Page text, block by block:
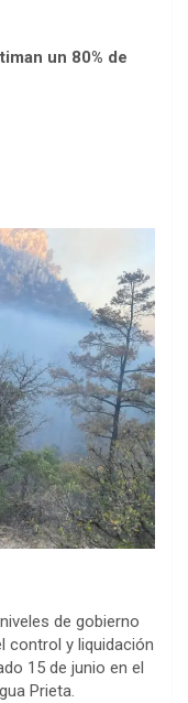
un 80% de
de gobierno
control y liquidación
15 de junio en el
Prieta.